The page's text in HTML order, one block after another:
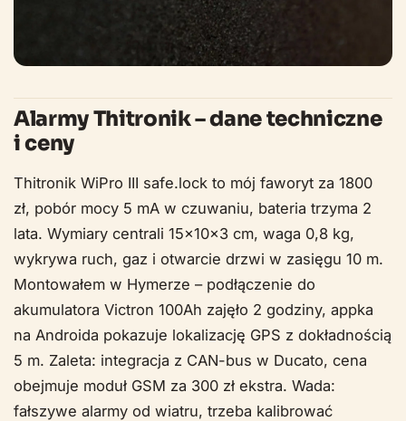
Alarmy Thitronik – dane techniczne
i ceny
Thitronik WiPro III safe.lock to mój faworyt za 1800
zł, pobór mocy 5 mA w czuwaniu, bateria trzyma 2
lata. Wymiary centrali 15x10x3 cm, waga 0,8 kg,
wykrywa ruch, gaz i otwarcie drzwi w zasięgu 10 m.
Montowałem w Hymerze – podłączenie do
akumulatora Victron 100Ah zajęło 2 godziny, appka
na Androida pokazuje lokalizację GPS z dokładnością
5 m. Zaleta: integracja z CAN-bus w Ducato, cena
obejmuje moduł GSM za 300 zł ekstra. Wada:
fałszywe alarmy od wiatru, trzeba kalibrować